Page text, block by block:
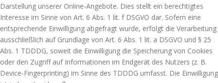
Darstellung unserer Online-Angebote. Dies stellt ein berechtigtes
Interesse im Sinne von Art. 6 Abs. 1 lit. f DSGVO dar. Sofern eine
entsprechende Einwilligung abgefragt wurde, erfolgt die Verarbeitung
ausschließlich auf Grundlage von Art. 6 Abs. 1 lit. a DSGVO und § 25
Abs. 1 TDDDG, soweit die Einwilligung die Speicherung von Cookies
oder den Zugriff auf Informationen im Endgerät des Nutzers (z. B.
Device-Fingerprinting) im Sinne des TDDDG umfasst. Die Einwilligung